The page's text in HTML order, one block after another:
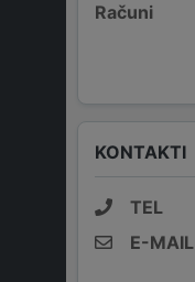
Računi
KONTAKTI
TEL
E-MAIL